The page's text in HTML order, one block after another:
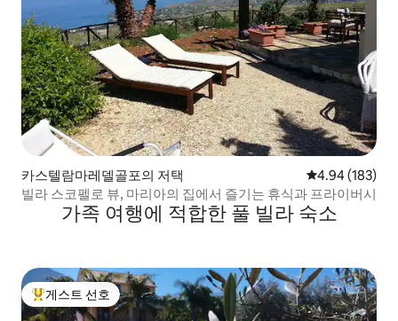
카스텔람마레델골포의 저택 평점 4.94점(5
4.94 (183)
빌라 스코펠로 뷰, 마리아의 집에서 즐기는 휴식과 프라이버시
가족 여행에 적합한 풀 빌라 숙소
상위 게스트 선호
게스트 선호